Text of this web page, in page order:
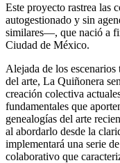
Este proyecto rastrea las
autogestionado y sin
similares―, que nació a
Ciudad de México.
Alejada de los
del arte, La Quiñonera
creación colectiva
fundamentales que
genealogías del arte
al abordarlo desde la
implementará una serie
colaborativo que